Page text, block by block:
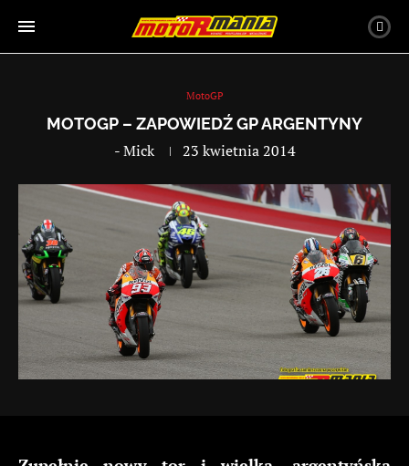
MotoGP
MOTOGP – ZAPOWIEDŹ GP ARGENTYNY
-Mick 23 kwietnia 2014